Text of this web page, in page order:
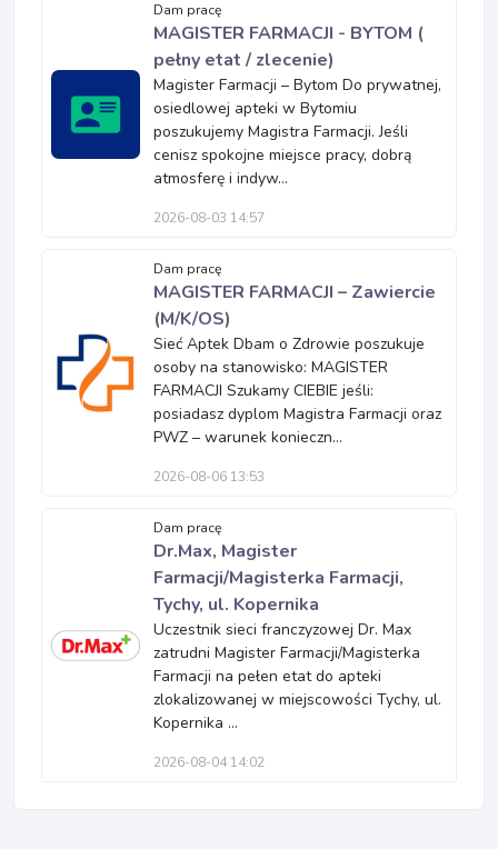
Dam pracę
MAGISTER FARMACJI - BYTOM (
pełny etat / zlecenie)
Magister Farmacji – Bytom Do prywatnej,
osiedlowej apteki w Bytomiu
poszukujemy Magistra Farmacji. Jeśli
cenisz spokojne miejsce pracy, dobrą
atmosferę i indyw...
2026-08-03 14:57
Dam pracę
MAGISTER FARMACJI – Zawiercie
(M/K/OS)
Sieć Aptek Dbam o Zdrowie poszukuje
osoby na stanowisko: MAGISTER
FARMACJI Szukamy CIEBIE jeśli:
posiadasz dyplom Magistra Farmacji oraz
PWZ – warunek konieczn...
2026-08-06 13:53
Dam pracę
Dr.Max, Magister
Farmacji/Magisterka Farmacji,
Tychy, ul. Kopernika
Uczestnik sieci franczyzowej Dr. Max
zatrudni Magister Farmacji/Magisterka
Farmacji na pełen etat do apteki
zlokalizowanej w miejscowości Tychy, ul.
Kopernika ...
2026-08-04 14:02